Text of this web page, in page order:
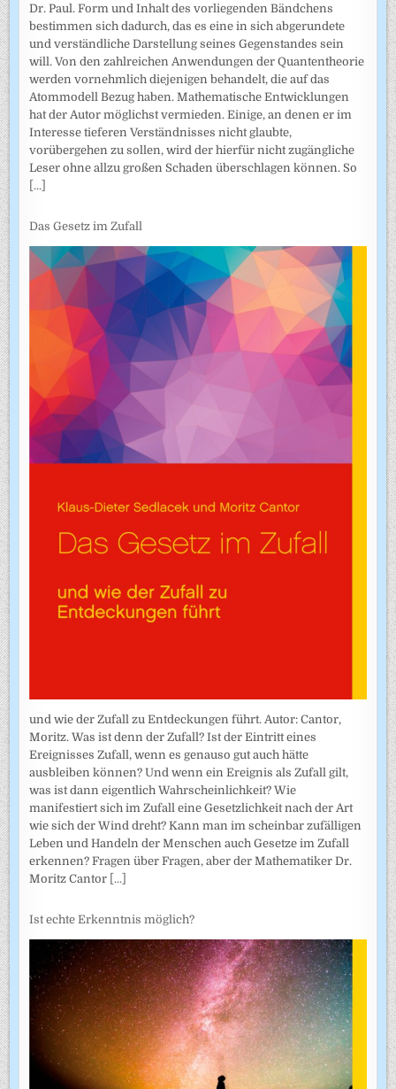
Dr. Paul. Form und Inhalt des vorliegenden Bändchens
bestimmen sich dadurch, das es eine in sich abgerundete
und verständliche Darstellung seines Gegenstandes sein
will. Von den zahlreichen Anwendungen der Quantentheorie
werden vornehmlich diejenigen behandelt, die auf das
Atommodell Bezug haben. Mathematische Entwicklungen
hat der Autor möglichst vermieden. Einige, an denen er im
Interesse tieferen Verständnisses nicht glaubte,
vorübergehen zu sollen, wird der hierfür nicht zugängliche
Leser ohne allzu großen Schaden überschlagen können. So
[...]
Das Gesetz im Zufall
und wie der Zufall zu Entdeckungen führt. Autor: Cantor,
Moritz. Was ist denn der Zufall? Ist der Eintritt eines
Ereignisses Zufall, wenn es genauso gut auch hätte
ausbleiben können? Und wenn ein Ereignis als Zufall gilt,
was ist dann eigentlich Wahrscheinlichkeit? Wie
manifestiert sich im Zufall eine Gesetzlichkeit nach der Art
wie sich der Wind dreht? Kann man im scheinbar zufälligen
Leben und Handeln der Menschen auch Gesetze im Zufall
erkennen? Fragen über Fragen, aber der Mathematiker Dr.
Moritz Cantor [...]
Ist echte Erkenntnis möglich?